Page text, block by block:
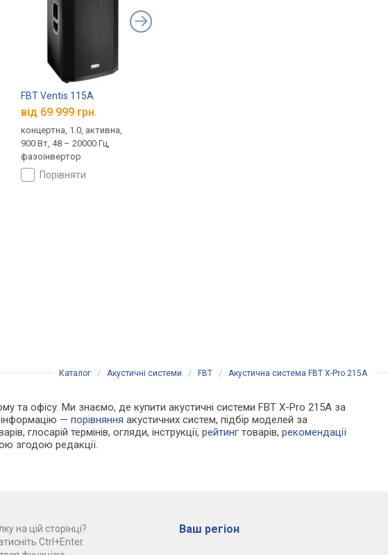
FBT Ventis 115A
від 69 999 грн.
концертна, 1.0, активна,
900 Вт, 48 – 20000 Гц,
фазоінвертор
порівняти
Каталог / Акустичні системи / FBT / Акустична система FBT X-Pro 215A
та офісу. Ми знаємо, де купити акустичні системи FBT X-Pro 215A за
інформацію —порівняння акустичних систем, підбір моделей за
глосарій термінів, огляди, інструкції,рейтинг товарів,рекомендації
згодою редакції.
на цій сторінці?
Ctrl+Enter.
Ваш регіон